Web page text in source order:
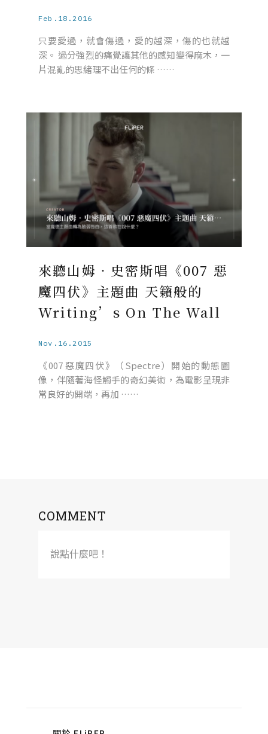
Feb.18.2016
只要愛過，就會傷過，愛的越深，傷的也就越
深。 過分強烈的痛覺讓其他的感知變得麻木，一
片混亂的思緒理不出任何的條 ……
來聽山姆‧史密斯唱《007 惡
魔四伏》主題曲 天籟般的
Writing’s On The Wall
Nov.16.2015
《007 惡魔四伏》（Spectre）開始的動態圖
像，伴隨著海怪觸手的奇幻美術，為電影呈現非
常良好的開端，再加 ……
COMMENT
說點什麼吧！